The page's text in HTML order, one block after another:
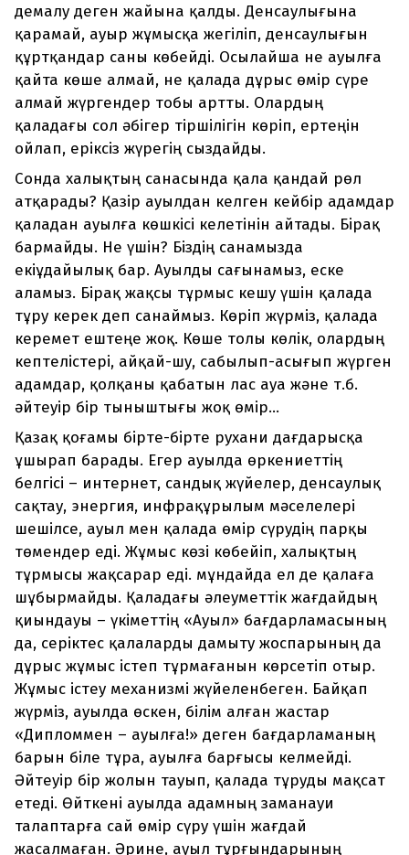
демалу деген жайына қалды. Денсаулығына
қарамай, ауыр жұмысқа жегіліп, денсау­лығын
құртқандар саны көбейді. Осылайша не ауылға
қайта көше алмай, не қалада дұрыс өмір сүре
алмай жүргендер тобы артты. Олардың
қаладағы сол әбігер тіршілігін көріп, ертеңін
ойлап, еріксіз жүрегің сыздайды.
Сонда халықтың санасында қала қандай рөл
атқарады? Қазір ауылдан келген кейбір адамдар
қаладан ауылға көшкісі келетінін айтады. Бірақ
бармайды. Не үшін? Біздің санамызда
екіұдайылық бар. Ауылды сағынамыз, еске
аламыз. Бірақ жақсы тұрмыс кешу үшін қалада
тұру керек деп санаймыз. Көріп жүрміз, қалада
керемет ештеңе жоқ. Көше толы көлік, олардың
кептелістері, айқай-шу, сабылып-асығып жүрген
адамдар, қолқаны қабатын лас ауа және т.б.
әйтеуір бір тыныштығы жоқ өмір...
Қазақ қоғамы бірте-бірте рухани дағдарысқа
ұшырап барады. Егер ауылда өркениеттің
белгісі – интернет, сандық жүйелер, денсаулық
сақтау, энергия, инфрақұрылым мәселелері
шешілсе, ауыл мен қалада өмір сүрудің парқы
төмендер еді. Жұмыс көзі көбейіп, халықтың
тұрмысы жақсарар еді. мұндайда ел де қалаға
шұбырмайды. Қаладағы әлеуметтік жағдайдың
қиындауы – үкіметтің «Ауыл» бағдарламасының
да, серіктес қалаларды дамыту жоспарының да
дұрыс жұмыс істеп тұрмағанын көрсетіп отыр.
Жұмыс істеу меха­низмі жүйеленбеген. Байқап
жүрміз, ауылда өскен, білім алған жастар
«Дипломмен – ауылға!» деген бағдарламаның
барын біле тұра, ауылға барғысы келмейді.
Әйтеуір бір жолын тауып, қалада тұруды мақсат
етеді. Өйткені ауылда адамның заманауи
талаптарға сай өмір сүру үшін жағдай
жасалмаған. Әрине, ауыл тұрғындарының